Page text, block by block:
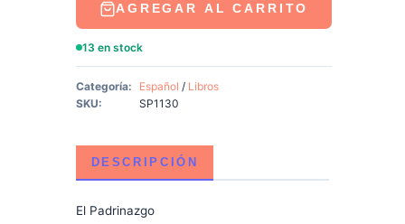
AGREGAR AL CARRITO
13 en stock
Categoría: Español / Libros
SKU:
SP1130
DESCRIPCIÓN
El Padrinazgo